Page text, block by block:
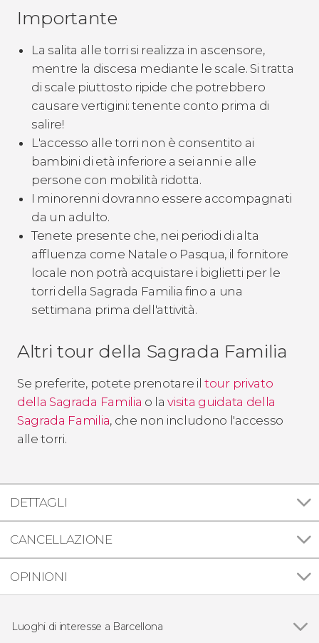
Importante
La salita alle torri si realizza in ascensore,
mentre la discesa mediante le scale. Si tratta
di scale piuttosto ripide che potrebbero
causare vertigini: tenente conto prima di
salire!
L'accesso alle torri non è consentito ai
bambini di età inferiore a sei anni e alle
persone con mobilità ridotta.
I minorenni dovranno essere accompagnati
da un adulto.
Tenete presente che, nei periodi di alta
affluenza come Natale o Pasqua, il fornitore
locale non potrà acquistare i biglietti per le
torri della Sagrada Familia fino a una
settimana prima dell'attività.
Altri tour della Sagrada Familia
Se preferite, potete prenotare iltour privato
della Sagrada Familia o lavisita guidata della
Sagrada Familia, che non includono l'accesso
alle torri.
DETTAGLI
CANCELLAZIONE
OPINIONI
Luoghi di interesse a Barcellona